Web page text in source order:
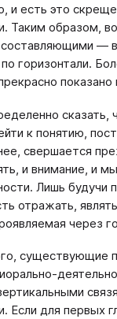
и есть это
Таким образом,
—
по горизонтали.
к понятию,
свершается
и внимание, и
Лишь
отражать,
через
существующие
Если для первых